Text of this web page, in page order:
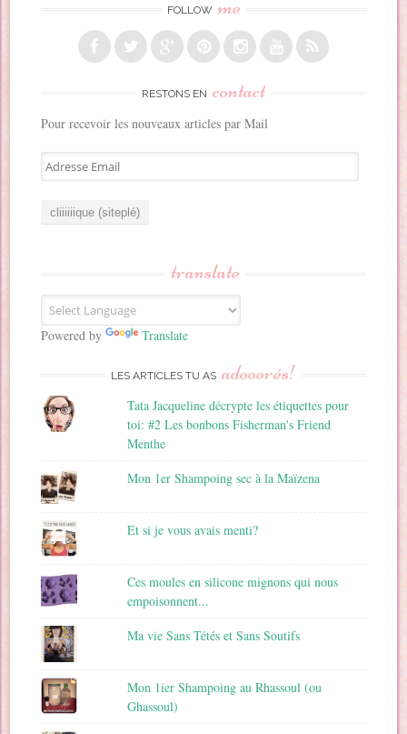
FOLLOW me
RESTONS EN contact
Pour recevoir les nouveaux articles par Mail
A
d
E
m
a
translate
Powered by Translate
LES ARTICLES TU AS adooorés!
Tata Jacqueline décrypte les étiquettes pour
toi: #2 Les bonbons Fisherman's Friend
Menthe
Mon 1er Shampoing sec à la Maïzena
Et si je vous avais menti?
Ces moules en silicone mignons qui nous
empoisonnent...
Ma vie Sans Tétés et Sans Soutifs
Mon 1ier Shampoing au Rhassoul (ou
Ghassoul)